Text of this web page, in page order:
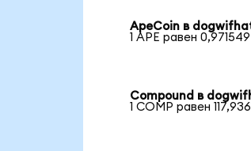
ApeCoin в
1 APE равен
Compound в
1 COMP равен